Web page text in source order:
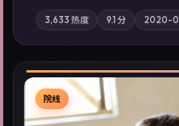
主轴，亲情与职责必须在倒计
化地域气质；站内亦可通过「
延展检索同类型高分佳作，畅
3,633 热度 9.1分 2020-
院线